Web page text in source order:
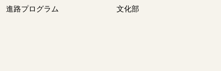
進路プログラム
文化部